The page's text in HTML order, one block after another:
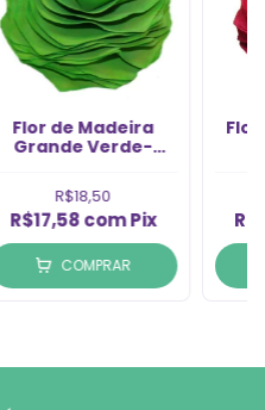
Flor de Madeira
Grande Verde-
R$18,50
R$17,58comPix
COMPRAR
Flor